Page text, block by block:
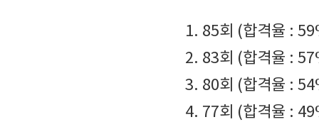
1. 85회 (합격율 :
2. 83회 (합격율 :
3. 80회 (합격율 :
4. 77회 (합격율 :